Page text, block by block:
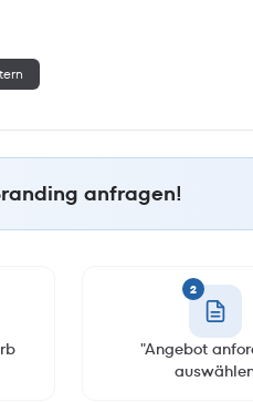
anfragen!
2
"Angebot